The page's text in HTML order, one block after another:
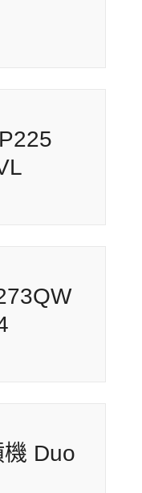
E12VL
E14